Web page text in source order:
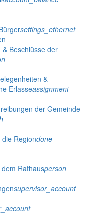
settings_ethernet
& Beschlüsse der
&
Erlasseassignment
der Gemeinde
Regiondone
Rathausperson
supervisor_account